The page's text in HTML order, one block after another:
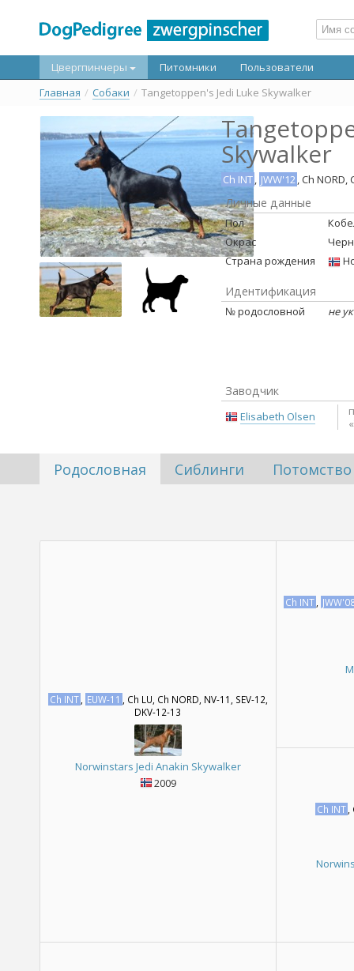
Цвергпинчеры Питомники
Пользователи
Главная / Собаки / Tangetoppen's Jedi Luke Skywalker
Skywalker
Ch INT, JWW'12, Ch NORD,
Личные данные
Пол
Окрас
Страна рождения
Идентификация
№ родословной не
Заводчик
Elisabeth Olsen
«
Родословная Сиблинги Потомство
Ch INT EUW-11
, Ch LU, Ch NORD, NV-11, SEV-12,
DKV-12-13
Norwinstars Jedi Anakin Skywalker
2009
Ch INT
Ch INT